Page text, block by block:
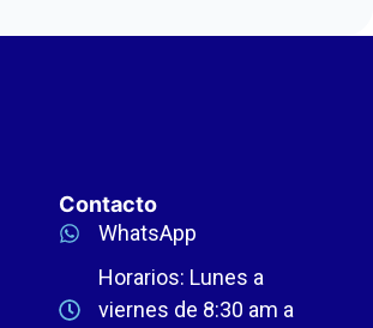
Contacto
WhatsApp
Horarios: Lunes a
viernes de 8:30 am a